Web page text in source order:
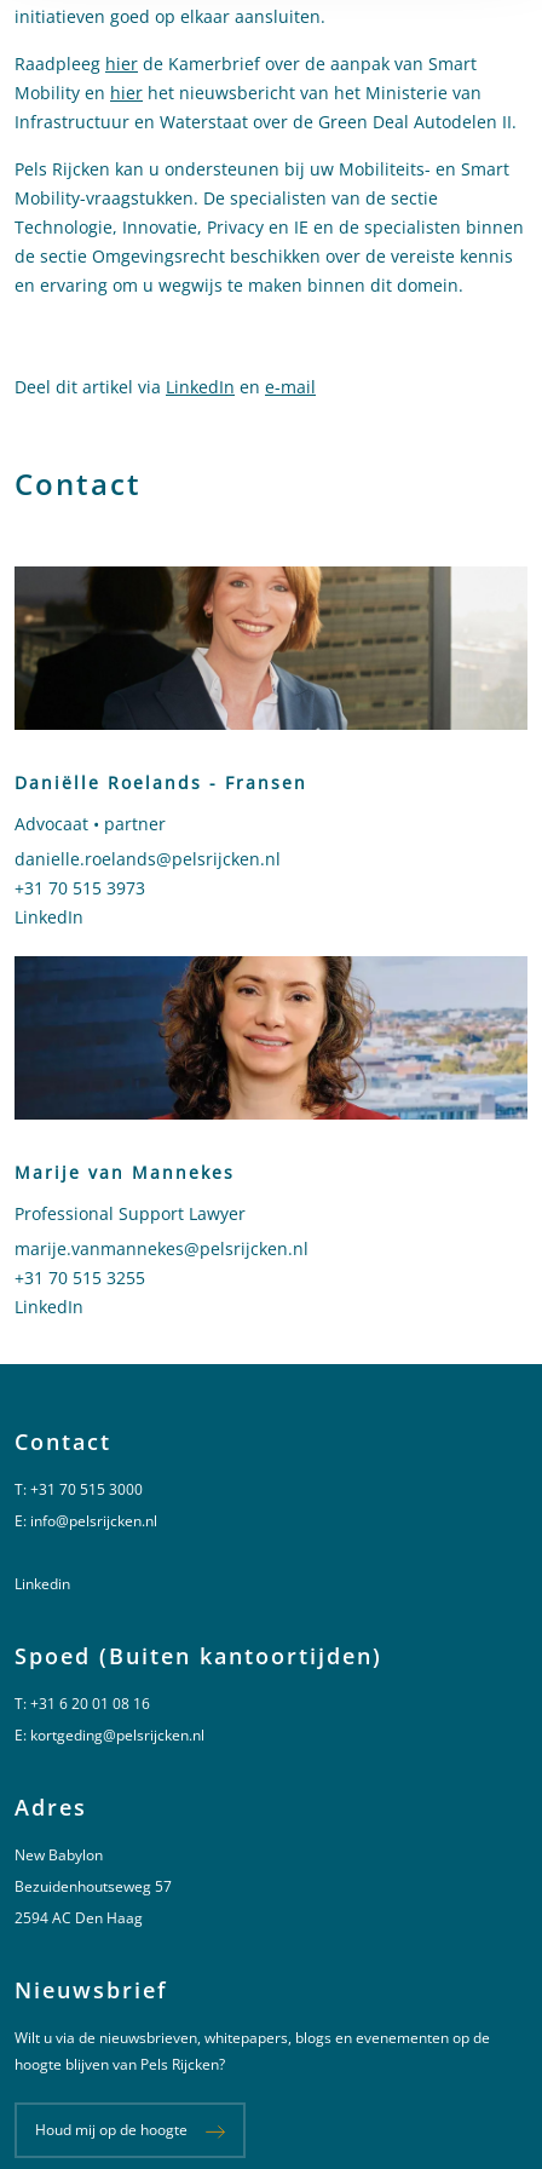
initiatieven goed op elkaar aansluiten.
Raadpleeg hier de Kamerbrief over de aanpak van Smart
Mobility en hier het nieuwsbericht van het Ministerie van
Infrastructuur en Waterstaat over de Green Deal Autodelen II.
Pels Rijcken kan u ondersteunen bij uw Mobiliteits- en Smart
Mobility-vraagstukken. De specialisten van de sectie
Technologie, Innovatie, Privacy en IE en de specialisten binnen
de sectie Omgevingsrecht beschikken over de vereiste kennis
en ervaring om u wegwijs te maken binnen dit domein.
Deel dit artikel via LinkedIn en e-mail
Contact
Daniëlle Roelands - Fransen
Advocaat • partner
Stuur een e-mail naar Daniëlle Roelands - Fransen
danielle.roelands@pelsrijcken.nl
Bel naar Daniëlle Roelands - Fransen
+31 70 515 3973
LinkedIn
Marije van Mannekes
Professional Support Lawyer
Stuur een e-mail naar Marije van Mannekes
marije.vanmannekes@pelsrijcken.nl
Bel naar Marije van Mannekes
+31 70 515 3255
LinkedIn
Contact
T:+31 70 515 3000
E: info@pelsrijcken.nl
Linkedin
Spoed (Buiten kantoortijden)
T:+31 6 20 01 08 16
E: kortgeding@pelsrijcken.nl
Adres
New Babylon
Bezuidenhoutseweg 57
2594 AC Den Haag
Nieuwsbrief
Wilt u via de nieuwsbrieven, whitepapers, blogs en evenementen op de
hoogte blijven van Pels Rijcken?
Houd mij op de hoogte